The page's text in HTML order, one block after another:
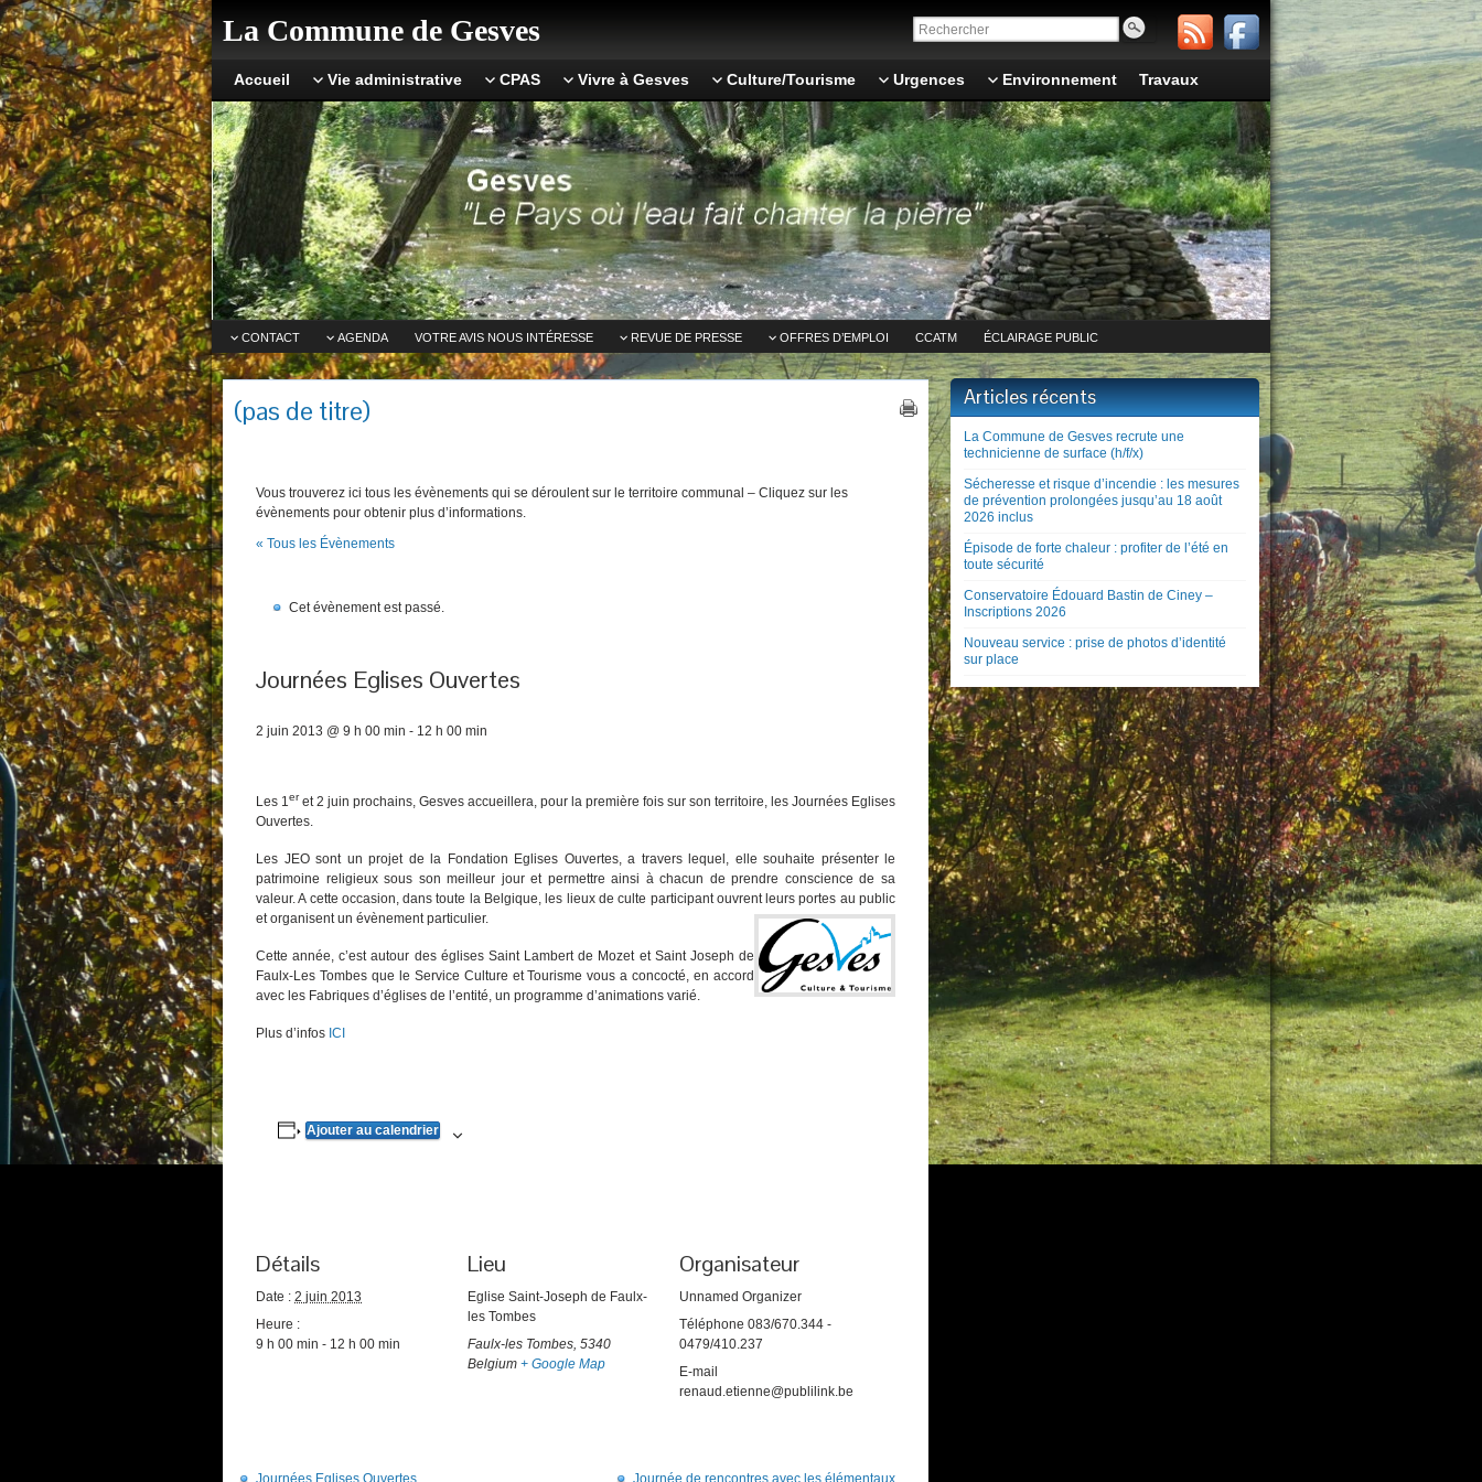
La Commune de Gesves
Accueil Vie administrative CPAS Vivre à Gesves Culture/Tourisme Urgences Environnement Travaux
CONTACT AGENDA VOTRE AVIS NOUS INTÉRESSE REVUE DE PRESSE OFFRES D’EMPLOI CCATM ÉCLAIRAGE PUBLIC
(pas de titre)
Vous trouverez ici tous les évènements qui se déroulent sur le territoire communal – Cliquez sur les
évènements pour obtenir plus d’informations.
« Tous les Évènements
Cet évènement est passé.
Journées Eglises Ouvertes
2 juin 2013 @ 9 h 00 min - 12 h 00 min
Les 1er et 2 juin prochains, Gesves accueillera, pour la première fois sur son territoire, les Journées Eglises
Ouvertes.
Les JEO sont un projet de la Fondation Eglises Ouvertes, a travers lequel, elle souhaite présenter le
patrimoine religieux sous son meilleur jour et permettre ainsi à chacun de prendre conscience de sa
valeur. A cette occasion, dans toute la Belgique, les lieux de culte participant ouvrent leurs portes au public
et organisent un évènement particulier.
Cette année, c’est autour des églises Saint Lambert de Mozet et Saint Joseph de
Faulx-Les Tombes que le Service Culture et Tourisme vous a concocté, en accord
avec les Fabriques d’églises de l’entité, un programme d’animations varié.
Plus d’infos ICI
Ajouter au calendrier
Détails
Date : 2 juin 2013
Heure :
9 h 00 min - 12 h 00 min
Lieu
Eglise Saint-Joseph de Faulx-
les Tombes
Faulx-les Tombes, 5340
Belgium + Google Map
Organisateur
Unnamed Organizer
Téléphone 083/670.344 -
0479/410.237
E-mail
renaud.etienne@publilink.be
Journées Eglises Ouvertes Journée de rencontres avec les élémentaux
Articles récents
La Commune de Gesves recrute une
technicienne de surface (h/f/x)
Sécheresse et risque d’incendie : les mesures
de prévention prolongées jusqu’au 18 août
2026 inclus
Épisode de forte chaleur : profiter de l’été en
toute sécurité
Conservatoire Édouard Bastin de Ciney –
Inscriptions 2026
Nouveau service : prise de photos d’identité
sur place